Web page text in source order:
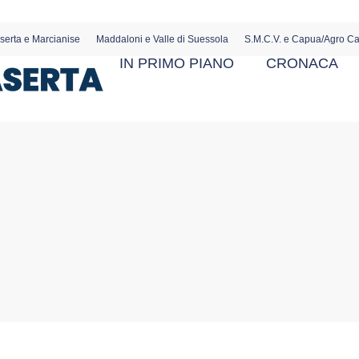
e Marcianise Maddaloni e Valle di Suessola S.M.C.V. e Capua/Agro
IN PRIMO PIANO CRONACA